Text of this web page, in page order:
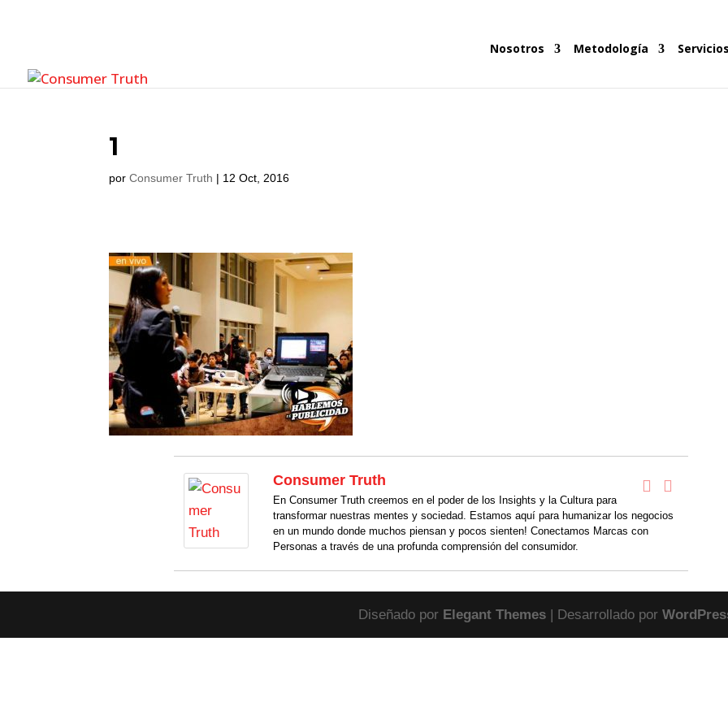
Nosotros Metodología
1
porConsumer Truth | 12 Oct, 2016
Consumer Truth
En Consumer Truth creemos en el poder de los Insights y la Cultura para
transformar nuestras mentes y sociedad. Estamos aquí para humanizar los negocios
en un mundo donde muchos piensan y pocos sienten! Conectamos Marcas con
Personas a través de una profunda comprensión del consumidor.
Diseñado por Elegant Themes | Desarrollado por